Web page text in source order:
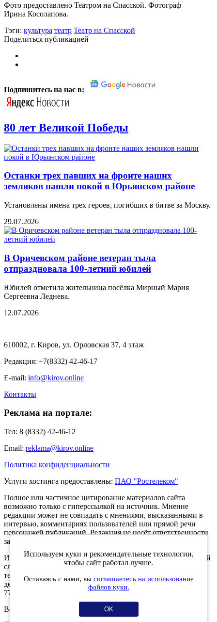
Фото предоставлено Театром на Спасской. Фотограф
Ирина Косолапова.
Тэги: культура театр Театр на Спасской
Поделиться публикацией
Подпишитесь на нас в:
80 лет Великой Победы
Останки трех павших на фронте наших
земляков нашли покой в Юрьянском районе
Установлены имена трех героев, погибших в битве за Москву.
29.07.2026
В Оричевском районе ветеран тыла
отпраздновала 100-летний юбилей
Юбилей отметила жительница посёлка Мирный Мария
Сергеевна Леднева.
12.07.2026
610002, г. Киров, ул. Орловская 37, 4 этаж
Редакция: +7(8332) 42-46-17
E-mail: info@kirov.online
Контакты
Реклама на портале:
Тел: 8 (8332) 42-46-12
Email: reklama@kirov.online
Политика конфиденциальности
Услуги хостинга предоставлены: ПАО "Ростелеком"
Полное или частичное цитирование материалов сайта
возможно только с гиперссылкой на источник. Мнение
редакции может не совпадать с мнениями, высказанными в
интервью, комментариях пользователей или прямой речи
персонажей публикаций. Редакция не несёт ответственности
за текст комментариев читателей.
Интернет-портал Kirov.online зарегистрирован в Федеральной
службе по надзору в сфере связи, информационных
технологий и массовых коммуникаций (Роскомнадзор) 5
декабря 2019 года. Регистрационный номер ЭЛ № ФС 77 -
77189.
Возрастное ограничение 12+
Используем куки и рекомендательные технологии,
чтобы сайт работал лучше.
Оставаясь с нами, вы соглашаетесь на использование
файлов куки.
OK